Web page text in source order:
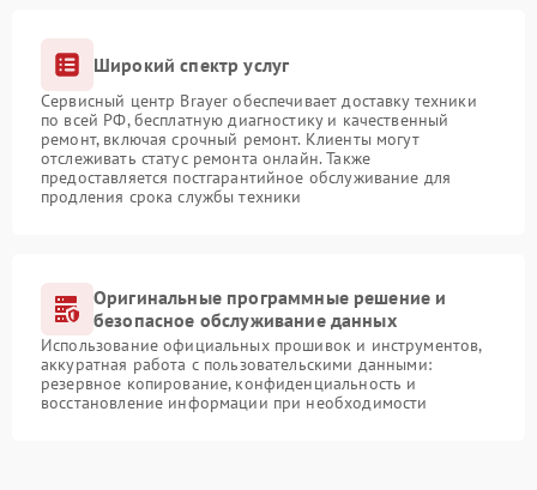
Широкий спектр услуг
Сервисный центр Brayer обеспечивает доставку техники
по всей РФ, бесплатную диагностику и качественный
ремонт, включая срочный ремонт. Клиенты могут
отслеживать статус ремонта онлайн. Также
предоставляется постгарантийное обслуживание для
продления срока службы техники
Оригинальные программные решение и
безопасное обслуживание данных
Использование официальных прошивок и инструментов,
аккуратная работа с пользовательскими данными:
резервное копирование, конфиденциальность и
восстановление информации при необходимости